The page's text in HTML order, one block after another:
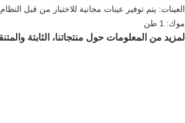
العينات: يتم توفير عينات مجانية للاختبار من قبل
موك: 1 طن
لمزيد من المعلومات حول منتجاتنا، الثابتة